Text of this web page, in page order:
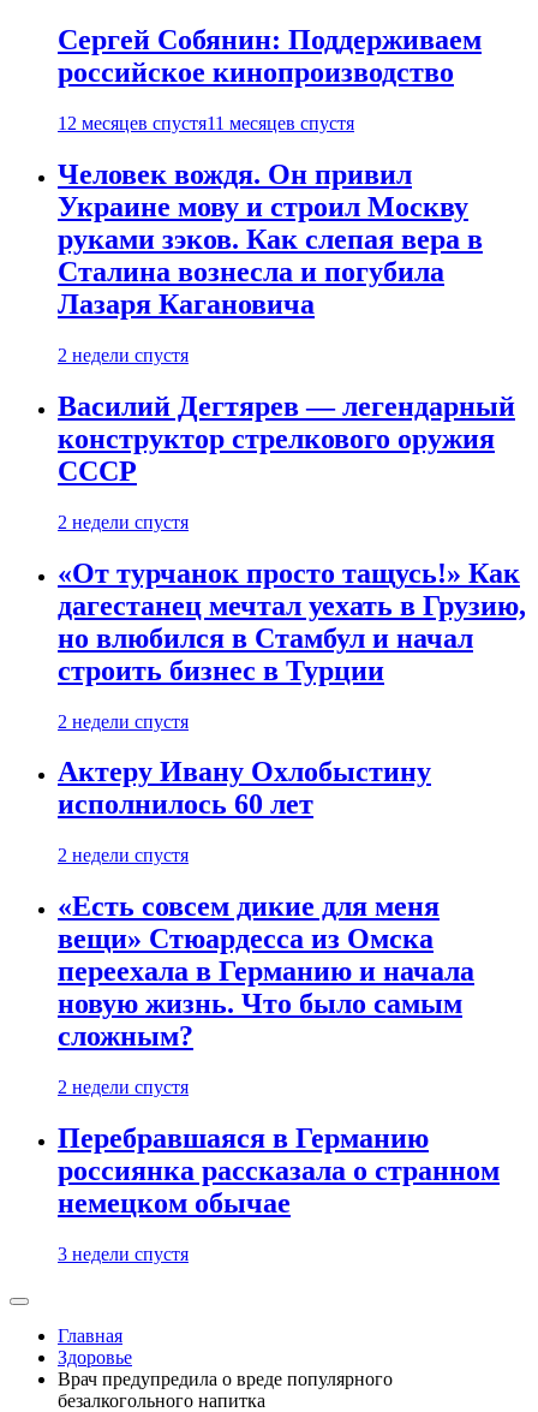
Сергей Собянин: Поддерживаем
российское кинопроизводство
12 месяцев спустя11 месяцев спустя
Человек вождя. Он привил
Украине мову и строил Москву
руками зэков. Как слепая вера в
Сталина вознесла и погубила
Лазаря Кагановича
2 недели спустя
Василий Дегтярев — легендарный
конструктор стрелкового оружия
СССР
2 недели спустя
«От турчанок просто тащусь!» Как
дагестанец мечтал уехать в Грузию,
но влюбился в Стамбул и начал
строить бизнес в Турции
2 недели спустя
Актеру Ивану Охлобыстину
исполнилось 60 лет
2 недели спустя
«Есть совсем дикие для меня
вещи» Стюардесса из Омска
переехала в Германию и начала
новую жизнь. Что было самым
сложным?
2 недели спустя
Перебравшаяся в Германию
россиянка рассказала о странном
немецком обычае
3 недели спустя
Главная
Здоровье
Врач предупредила о вреде популярного
безалкогольного напитка